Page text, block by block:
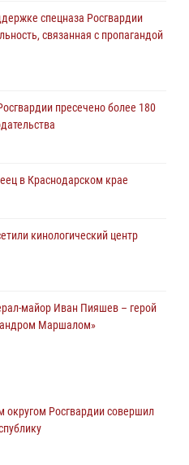
спецназа Росгвардии
связанная с пропагандой
пресечено более 180
в Краснодарском крае
кинологический центр
майор Иван Пияшев – герой
Маршалом»
округу Росгвардии и
Росгвардии совершил